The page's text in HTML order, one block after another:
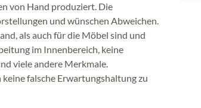
von Hand produziert. Die
und wünschen Abweichen.
als auch für die Möbel sind und
im Innenbereich, keine
viele andere Merkmale.
falsche Erwartungshaltung zu